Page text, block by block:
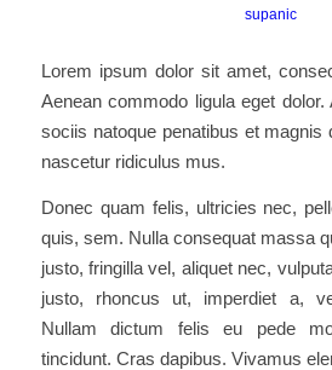
supanic
Lorem ipsum dolor sit amet,
Aenean commodo ligula eget
sociis natoque penatibus et magnis
nascetur ridiculus mus.
Donec quam felis, ultricies nec,
quis, sem. Nulla consequat massa
justo, fringilla vel, aliquet nec,
justo, rhoncus ut, imperdiet a,
Nullam dictum felis eu pede
tincidunt. Cras dapibus. Vivamus